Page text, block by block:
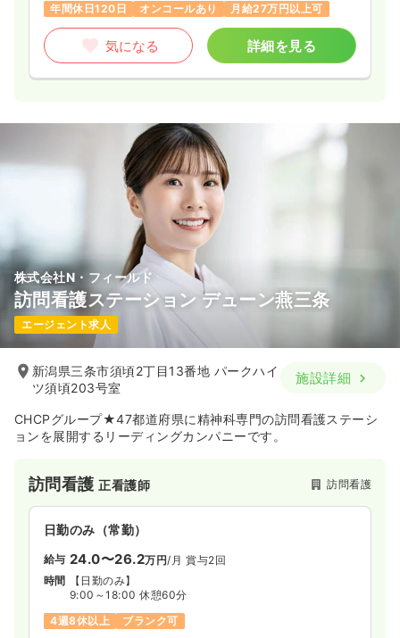
年間休日120日
オンコールあり 月給27万円以上可
気になる 詳細を見る
株式会社N・フィールド
訪問看護ステーション デューン燕三条
エージェント求人
新潟県三条市須頃2丁目13番地 パークハイ
ツ須頃203号室
施設詳細
CHCPグループ★47都道府県に精神科専門の訪問看護ステーシ
ョンを展開するリーディングカンパニーです。
訪問看護正看護師 訪問看護
日勤のみ（常勤）
給与 24.0〜26.2万円/月 賞与2回
時間
【日勤のみ】
9:00～18:00 休憩60分
4週8休以上
ブランク可